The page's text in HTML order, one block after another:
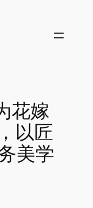
花嫁
以匠
美学